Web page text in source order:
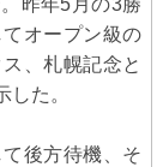
昨年5月の3勝
オープン級の
、札幌記念と
た。
後方待機、そ